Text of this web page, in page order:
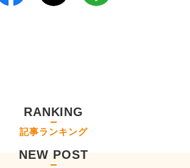
RANKING
記事ランキング
NEW POST